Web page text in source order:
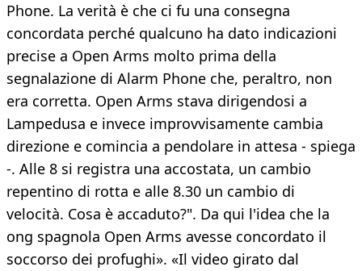
Phone. La verità è che ci fu una consegna
concordata perché qualcuno ha dato indicazioni
precise a Open Arms molto prima della
segnalazione di Alarm Phone che, peraltro, non
era corretta. Open Arms stava dirigendosi a
Lampedusa e invece improvvisamente cambia
direzione e comincia a pendolare in attesa - spiega
-. Alle 8 si registra una accostata, un cambio
repentino di rotta e alle 8.30 un cambio di
velocità. Cosa è accaduto?". Da qui l'idea che la
ong spagnola Open Arms avesse concordato il
soccorso dei profughi». «Il video girato dal